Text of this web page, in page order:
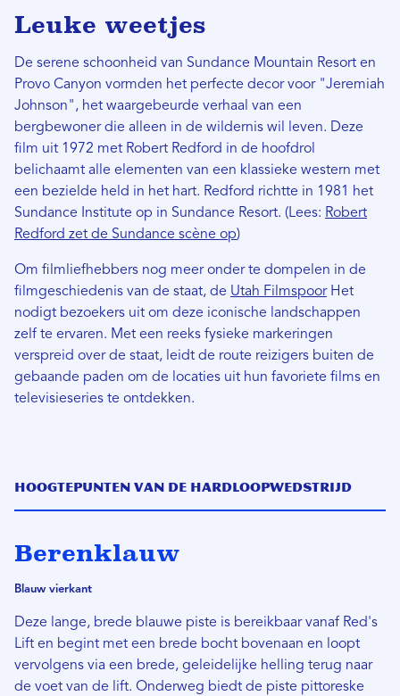
Leuke weetjes
De serene schoonheid van Sundance Mountain Resort en
Provo Canyon vormden het perfecte decor voor "Jeremiah
Johnson", het waargebeurde verhaal van een
bergbewoner die alleen in de wildernis wil leven. Deze
film uit 1972 met Robert Redford in de hoofdrol
belichaamt alle elementen van een klassieke western met
een bezielde held in het hart. Redford richtte in 1981 het
Sundance Institute op in Sundance Resort. (Lees: Robert
Redford zet de Sundance scène op)
Om filmliefhebbers nog meer onder te dompelen in de
filmgeschiedenis van de staat, de Utah FilmspoorHet
nodigt bezoekers uit om deze iconische landschappen
zelf te ervaren. Met een reeks fysieke markeringen
verspreid over de staat, leidt de route reizigers buiten de
gebaande paden om de locaties uit hun favoriete films en
televisieseries te ontdekken.
Hoogtepunten van de hardloopwedstrijd
Berenklauw
Blauw vierkant
Deze lange, brede blauwe piste is bereikbaar vanaf Red's
Lift en begint met een brede bocht bovenaan en loopt
vervolgens via een brede, geleidelijke helling terug naar
de voet van de lift. Onderweg biedt de piste pittoreske